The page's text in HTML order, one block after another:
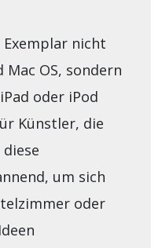
nicht
OS, sondern
oder iPod
Künstler, die
um sich
oder